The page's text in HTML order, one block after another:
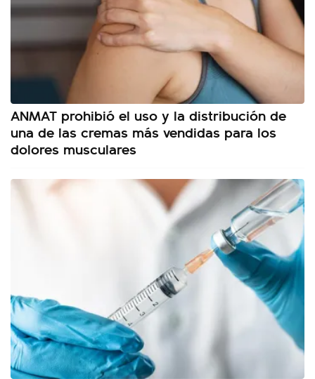
ANMAT prohibió el uso y la distribución de
una de las cremas más vendidas para los
dolores musculares